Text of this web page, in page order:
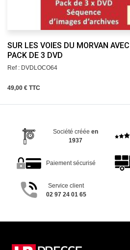
SUR LES VOIES DU MORVAN
PACK DE 3 DVD
Ref : DVDLOCO64
49,00 € TTC
Société créée en
1937
Paiement sécurisé
Service client
02 97 24 01 65